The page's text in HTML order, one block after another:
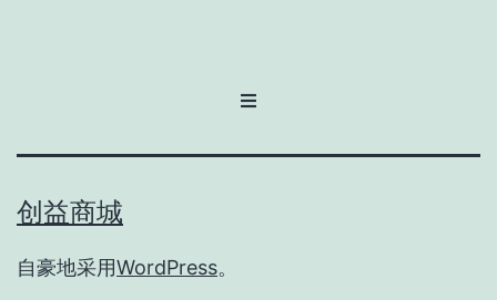
创益商城
自豪地采用WordPress。